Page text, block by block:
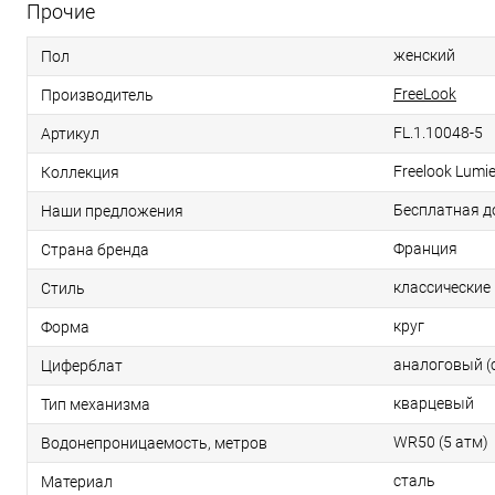
Прочие
Пол женский
Производитель FreeLook
Артикул FL.1.10048-5
Коллекция Freelook
Наши предложения Бесплатная
Страна бренда Франция
Стиль классические
Форма круг
Циферблат аналоговый
Тип механизма кварцевый
Водонепроницаемость, метров WR50 (5 атм)
Материал сталь